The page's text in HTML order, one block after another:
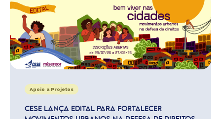
Apoio a Projetos
CESE LANÇA EDITAL PARA FORTALECER